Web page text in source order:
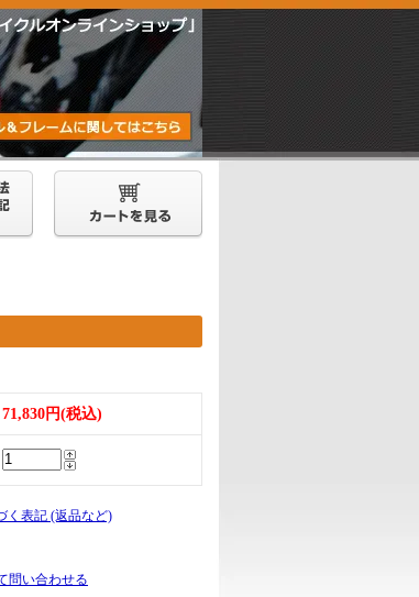
71,830円(税込)
く表記 (返品など)
問い合わせる